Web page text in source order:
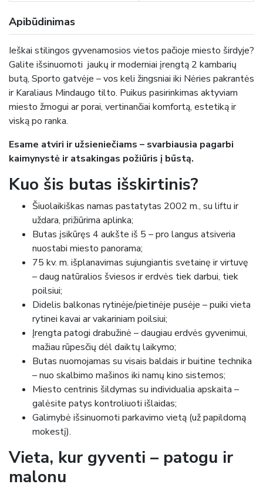
Apibūdinimas
Ieškai stilingos gyvenamosios vietos pačioje miesto širdyje?
Galite išsinuomoti jaukų ir moderniai įrengtą 2 kambarių
butą, Sporto gatvėje – vos keli žingsniai iki Nėries pakrantės
ir Karaliaus Mindaugo tilto. Puikus pasirinkimas aktyviam
miesto žmogui ar porai, vertinančiai komfortą, estetiką ir
viską po ranka.
Esame atviri ir užsieniečiams – svarbiausia pagarbi
kaimynystė ir atsakingas požiūris į būstą.
Kuo šis butas išskirtinis?
Šiuolaikiškas namas pastatytas 2002 m., su liftu ir
uždara, prižiūrima aplinka;
Butas įsikūręs 4 aukšte iš 5 – pro langus atsiveria
nuostabi miesto panorama;
75 kv. m. išplanavimas sujungiantis svetainę ir virtuvę
– daug natūralios šviesos ir erdvės tiek darbui, tiek
poilsiui;
Didelis balkonas rytinėje/pietinėje pusėje – puiki vieta
rytinei kavai ar vakariniam poilsiui;
Įrengta patogi drabužinė – daugiau erdvės gyvenimui,
mažiau rūpesčių dėl daiktų laikymo;
Butas nuomojamas su visais baldais ir buitine technika
– nuo skalbimo mašinos iki namų kino sistemos;
Miesto centrinis šildymas su individualia apskaita –
galėsite patys kontroliuoti išlaidas;
Galimybė išsinuomoti parkavimo vietą (už papildomą
mokestį).
Vieta, kur gyventi – patogu ir
malonu